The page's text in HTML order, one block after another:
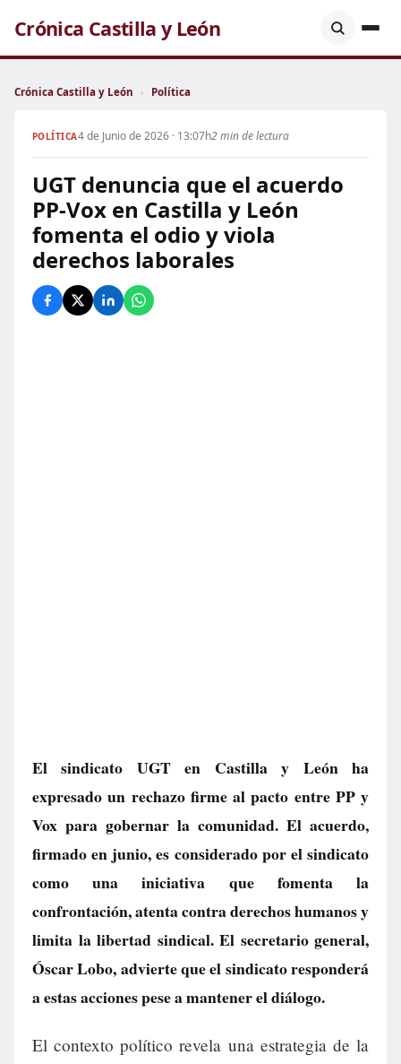
Crónica Castilla y León
Crónica Castilla y León › Política
POLÍTICA4 de Junio de 2026 · 13:07h2 min de lectura
UGT denuncia que el acuerdo
PP-Vox en Castilla y León
fomenta el odio y viola
derechos laborales
El sindicato UGT en Castilla y León ha
expresado un rechazo firme al pacto entre PP y
Vox para gobernar la comunidad. El acuerdo,
firmado en junio, es considerado por el sindicato
como una iniciativa que fomenta la
confrontación, atenta contra derechos humanos y
limita la libertad sindical. El secretario general,
Óscar Lobo, advierte que el sindicato responderá
a estas acciones pese a mantener el diálogo.
El contexto político revela una estrategia de la